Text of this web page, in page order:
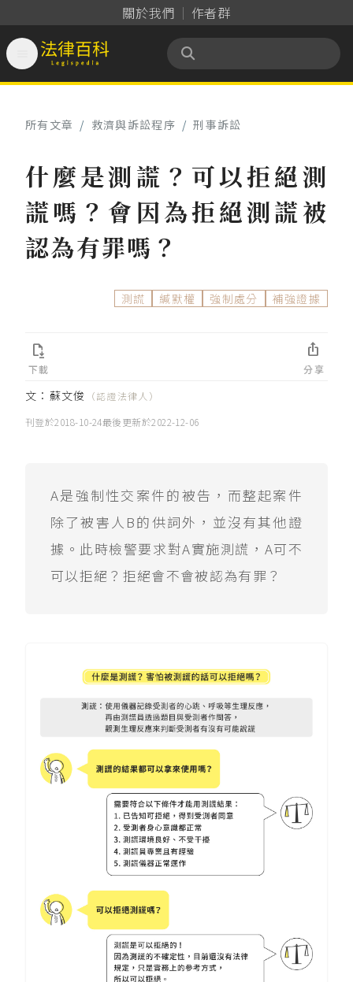
關於我們 作者群
法律百科 Legispedia
所有文章 / 救濟與訴訟程序 / 刑事訴訟
什麼是測謊？可以拒絕測
謊嗎？會因為拒絕測謊被
認為有罪嗎？
測謊 緘默權 強制處分 補強證據
文： 蘇文俊
（認證法律人）
刊登於2018-10-24最後更新於2022-12-06
A是強制性交案件的被告，而整起案件
除了被害人B的供詞外，並沒有其他證
據。此時檢警要求對A實施測謊，A可不
可以拒絕？拒絕會不會被認為有罪？
下載

分享
